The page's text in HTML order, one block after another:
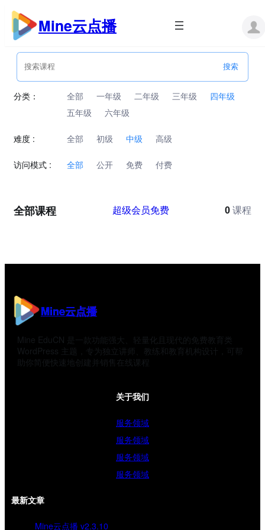
跳
内
Mine云点播
分类： 全部 一年级 二年级 三年级
四年级
五年级
六年级
难度 : 全部 初级 中级 高级
访问模式 : 全部 公开 免费 付费
全部课程 超级会员免费 0 课程
Mine云点播
Mine EduCN 是一款功能强大、轻量化且现代的免费教育类
WordPress 主题，专为独立讲师、教练和教育机构设计，可帮
助你简便快速地创建并销售在线课程
关于我们
服务领域
服务领域
服务领域
服务领域
最新文章
Mine云点播 v2.3.10